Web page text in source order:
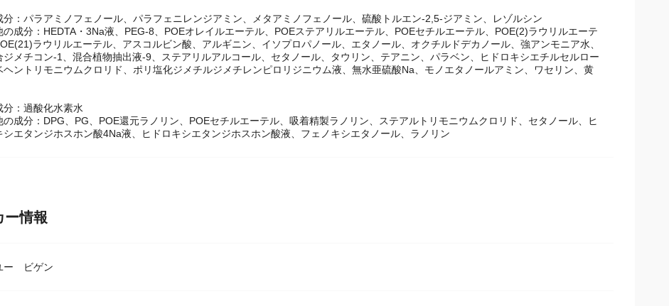
表示
分：パラアミノフェノール、パラフェニレンジアミン、メタアミノフェノール、硫酸トルエン-2,5-ジアミン、レゾルシン
の成分：HEDTA・3Na液、PEG-8、POEオレイルエーテル、POEステアリルエーテル、POEセチルエーテル、POE(2)ラウリルエーテ
ラウリルエーテル、アスコルビン酸、アルギニン、イソプロパノール、エタノール、オクチルドデカノール、強アンモニア水、
ジメチコン-1、混合植物抽出液-9、ステアリルアルコール、セタノール、タウリン、テアニン、パラベン、ヒドロキシエチルセルロー
ヘントリモニウムクロリド、ポリ塩化ジメチルジメチレンピロリジニウム液、無水亜硫酸Na、モノエタノールアミン、ワセリン、黄
分：過酸化水素水
の成分：DPG、PG、POE還元ラノリン、POEセチルエーテル、吸着精製ラノリン、ステアルトリモニウムクロリド、セタノール、ヒ